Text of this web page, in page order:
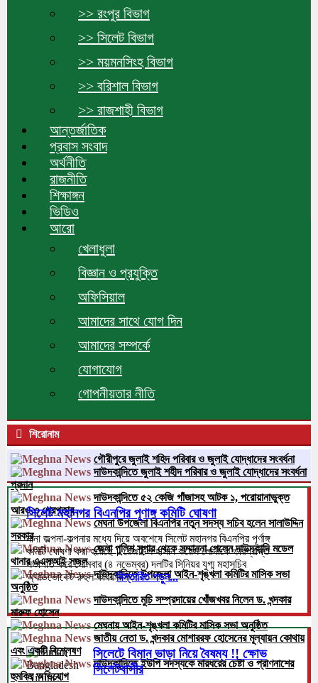
>> রংপুর বিভাগ
>> সিলেট বিভাগ
>> ময়মনসিংহ বিভাগ
>> বরিশাল বিভাগ
>> রাজশাহী বিভাগ
আন্তর্জাতিক
প্রবাস সংবাদ
অর্থনীতি
রাজনীতি
শিক্ষাঙ্গন
ভিডিও
আরো
খেলাধুলা
বিজ্ঞান ও প্রযুক্তি
অফিসিয়াল
আমাদের সাথে যোগ দিন
আমাদের সম্পর্কে
যোগাযোগ
গোপনীয়তার নীতি
শিরোনাম
গৌরীপুরে জুলাই শহিদ পরিবার ও জুলাই যোদ্ধাদের সংবর্ধনা
দাউদকান্দিতে জুলাই শহীদ পরিবার ও জুলাই যোদ্ধাদের সংবর্ধনা
প্রদান
দাউদকান্দিতে ৫২ কেজি গাঁজাসহ আটক ১, পরোয়ানাভুক্ত
আরও ৩ গ্রেপ্তার
মেঘনা উপজেলা বিএনপির নতুন সদস্য সচিব হলেন সালাউদ্দিন
সরকার
জেলা পুলিশ সুপার থেকে সম্মাননা পেলেন দাউদকান্দি মডেল
থানার এএসআই সজল
দাউদকান্দিতে উপজেলা আইন-শৃঙ্খলা কমিটির মাসিক সভা
অনুষ্ঠিত
দাউদকান্দিতে মুচি সম্প্রদায়ের খোঁজখবর নিলেন ড. খন্দকার
মারুফ হোসেন
মেঘনায় আইন-শৃঙ্খলা কমিটির মাসিক সভা অনুষ্ঠিত
জাতীয় নেতা ড. খন্দকার মোশাররফ হোসেনের মূল্যায়ন কোথায়
এবং একটি বিশ্লেষণ
দাউদকান্দিতে ইউপি সদস্যকে মারধরের চেষ্টা ও প্রাণনাশের
হুমকির অভিযোগ
সিলেট মহানগর বিএনপির পূণাঙ্গ কমিটি ঘোষণা
নানা জল্পনা-কল্পনার মধ্যে দিয়ে অবশেষে সিলেট মহানগর বিএনপির পূর্ণাঙ্গ
কমিটি ঘোষণা করা হয়েছে। রেজাউল হাসান কয়েস লোদীকে ভারপ্রাপ্ত
সভাপতি করে সোমবার (৪ নভেম্বর) দলটির সিনিয়র যুগ্ম মহাসচিব
অ্যাডভোকেট রুহুল কবিরবিস্তারিত পড়ুন...
সিলেটে বিমান ভাড়া নিয়ে বৈষম্য !! ক্ষোভ
সিলেটবাসীর